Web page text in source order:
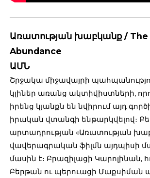
Առատության խաբկանք / The
Abundance
ԱՄՆ
Շրջակա միջավայրի
կլիներ առանց ակտիվիստների,
իրենց կյանքն են նվիրում այդ
իրական վտանգի ենթարկվելով։
արտադրության «Առատության
վավերագրական ֆիլմն այդպիսի
մասին է։ Բրազիլացի Կարոլինան,
Բերթան ու պերուացի Մաքսիման